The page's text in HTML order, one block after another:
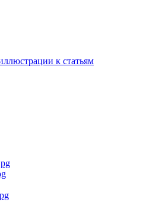
к статьям